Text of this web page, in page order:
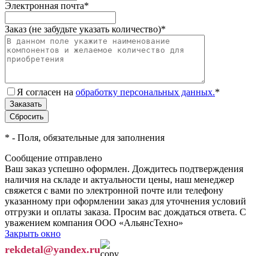
Электронная почта*
Заказ (не забудьте указать количество)*
Я согласен на обработку персональных данных.*
* - Поля, обязательные для заполнения
Сообщение отправлено
Ваш заказ успешно оформлен. Дождитесь подтверждения
наличия на складе и актуальности цены, наш менеджер
свяжется с вами по электронной почте или телефону
указанному при оформлении заказ для уточнения условий
отгрузки и оплаты заказа. Просим вас дождаться ответа. С
уважением компания ООО «АльянсТехно»
Закрыть окно
rekdetal@yandex.ru